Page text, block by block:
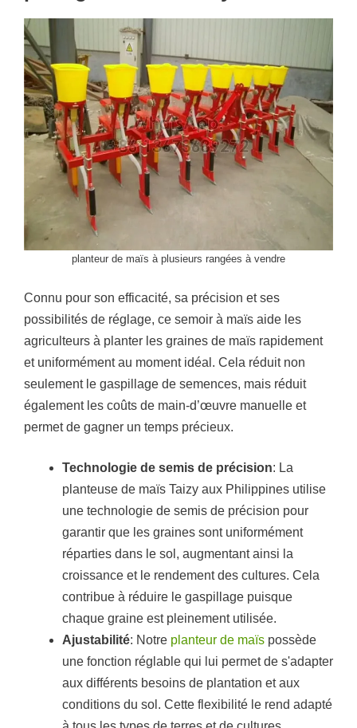
planteur de maïs à plusieurs rangées à vendre
Connu pour son efficacité, sa précision et ses
possibilités de réglage, ce semoir à maïs aide les
agriculteurs à planter les graines de maïs rapidement
et uniformément au moment idéal. Cela réduit non
seulement le gaspillage de semences, mais réduit
également les coûts de main-d’œuvre manuelle et
permet de gagner un temps précieux.
Technologie de semis de précision: La
planteuse de maïs Taizy aux Philippines utilise
une technologie de semis de précision pour
garantir que les graines sont uniformément
réparties dans le sol, augmentant ainsi la
croissance et le rendement des cultures. Cela
contribue à réduire le gaspillage puisque
chaque graine est pleinement utilisée.
Ajustabilité: Notre planteur de maïs possède
une fonction réglable qui lui permet de s'adapter
aux différents besoins de plantation et aux
conditions du sol. Cette flexibilité le rend adapté